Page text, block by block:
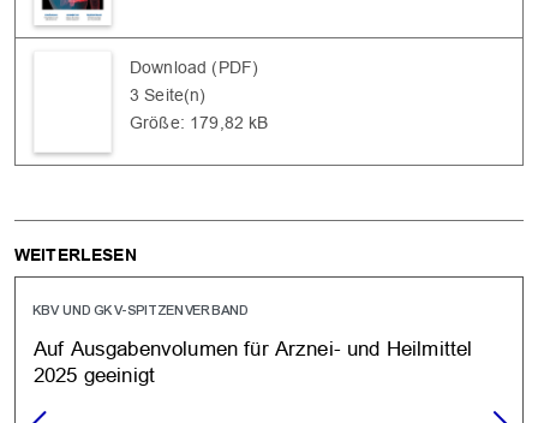
Download (PDF)
3 Seite(n)
Größe: 179,82 kB
WEITERLESEN
KBV UND GKV-SPITZENVERBAND
Auf Ausgabenvolumen für Arznei- und Heilmittel
2025 geeinigt